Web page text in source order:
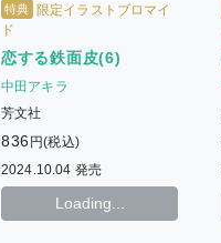
特典 限定イラストブロマイ
ド
恋する鉄面皮(6)
中田アキラ
芳文社
836 円(税込)
2024.10.04 発売
Loading...